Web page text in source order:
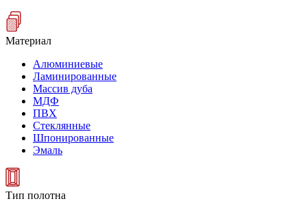
Материал
Алюминиевые
Ламинированные
Массив дуба
МДФ
ПВХ
Стеклянные
Шпонированные
Эмаль
Тип полотна